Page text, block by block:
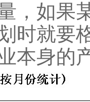
，如果
时就要
本身的